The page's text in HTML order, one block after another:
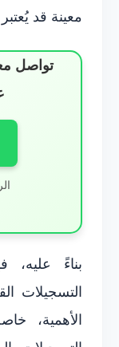
معينة قد
تواصل
بناءً عليه،
التسجيلات
الأهمية،